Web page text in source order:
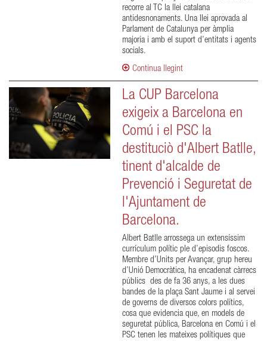
recorre al TC la llei catalana
antidesnonaments. Una llei aprovada al
Parlament de Catalunya per àmplia
majoria i amb el suport d’entitats i agents
socials.
Continua llegint
La CUP Barcelona
exigeix a Barcelona en
Comú i el PSC la
destituciò d'Albert Batlle,
tinent d'alcalde de
Prevenció i Seguretat de
l'Ajuntament de
Barcelona.
Albert Batlle arrossega un extensíssim
currículum polític ple d’episodis foscos.
Membre d’Units per Avançar, grup hereu
d’Unió Democràtica, ha encadenat càrrecs
públics des de fa 36 anys, a les dues
bandes de la plaça Sant Jaume i al servei
de governs de diversos colors polítics,
cosa que evidencia que, en models de
seguretat pública, Barcelona en Comú i el
PSC tenen les mateixes polítiques que